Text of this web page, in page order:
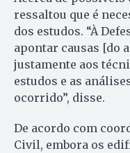
ressaltou que é
dos estudos. “À
apontar causas [do
justamente aos
estudos e as
ocorrido”, disse.
De acordo com
Civil, embora os